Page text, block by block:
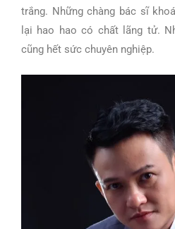
trắng. Những chàng bác sĩ
lại hao hao có chất lãng tử.
cũng hết sức chuyên nghiệp.